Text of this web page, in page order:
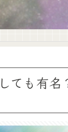
ても有名